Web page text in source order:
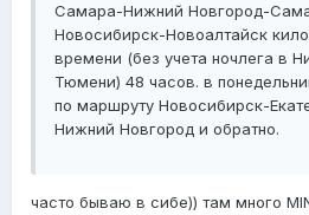
Самара-Нижний Новгород-
Новосибирск-Новоалтайск
времени (без учета ночлега в
Тюмени) 48 часов. в
по маршруту Новосибирск-
Нижний Новгород и обратно.
часто бываю в сибе)) там много